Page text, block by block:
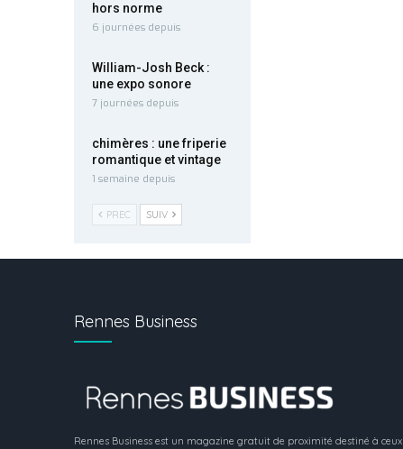
hors norme
6 journées depuis
William-Josh Beck :
une expo sonore
7 journées depuis
chimères : une friperie
romantique et vintage
1 semaine depuis
PREC SUIV
Rennes Business
Rennes Business est un magazine gratuit de proximité destiné à ceux